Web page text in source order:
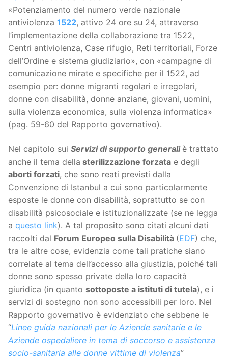
«Potenziamento del numero verde nazionale
antiviolenza 1522, attivo 24 ore su 24, attraverso
l’implementazione della collaborazione tra 1522,
Centri antiviolenza, Case rifugio, Reti territoriali, Forze
dell’Ordine e sistema giudiziario», con «campagne di
comunicazione mirate e specifiche per il 1522, ad
esempio per: donne migranti regolari e irregolari,
donne con disabilità, donne anziane, giovani, uomini,
sulla violenza economica, sulla violenza informatica»
(pag. 59-60 del Rapporto governativo).
Nel capitolo sui Servizi di supporto generali è trattato
anche il tema della sterilizzazione forzata e degli
aborti forzati, che sono reati previsti dalla
Convenzione di Istanbul a cui sono particolarmente
esposte le donne con disabilità, soprattutto se con
disabilità psicosociale e istituzionalizzate (se ne legga
a questo link). A tal proposito sono citati alcuni dati
raccolti dal Forum Europeo sulla Disabilità (EDF) che,
tra le altre cose, evidenzia come tali pratiche siano
correlate al tema dell’accesso alla giustizia, poiché tali
donne sono spesso private della loro capacità
giuridica (in quanto sottoposte a istituti di tutela), e i
servizi di sostegno non sono accessibili per loro. Nel
Rapporto governativo è evidenziato che sebbene le
“Linee guida nazionali per le Aziende sanitarie e le
Aziende ospedaliere in tema di soccorso e assistenza
socio-sanitaria alle donne vittime di violenza”